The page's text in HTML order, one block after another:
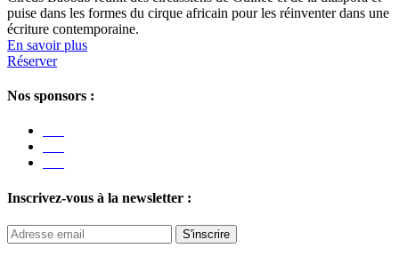
puise dans les formes du cirque africain pour les réinventer dans une
écriture contemporaine.
En savoir plus
Réserver
Nos sponsors :
Inscrivez-vous à la newsletter :
S'inscrire